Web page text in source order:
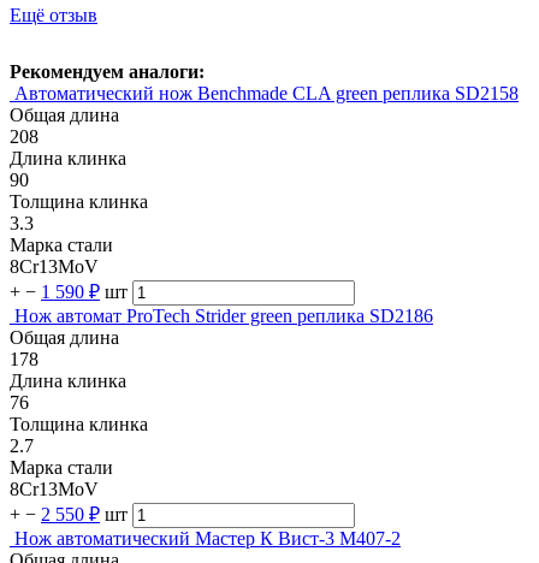
Ещё отзыв
Рекомендуем аналоги:
Автоматический нож Benchmade CLA green реплика SD2158
Общая длина
208
Длина клинка
90
Толщина клинка
3.3
Марка стали
8Cr13MoV
+ − 1 590 ₽ шт
Нож автомат ProTech Strider green реплика SD2186
Общая длина
178
Длина клинка
76
Толщина клинка
2.7
Марка стали
8Cr13MoV
+ − 2 550 ₽ шт
Нож автоматический Мастер К Вист-3 M407-2